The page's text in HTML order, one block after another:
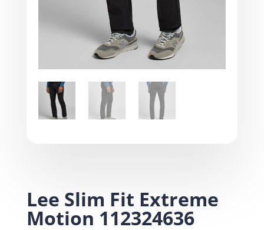
Lee Slim Fit Extreme
Motion 112324636